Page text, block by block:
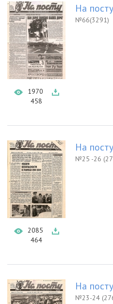
1970
458
На посту
№66(3291)
2085
464
На посту
№25 -26
На посту
№23-24